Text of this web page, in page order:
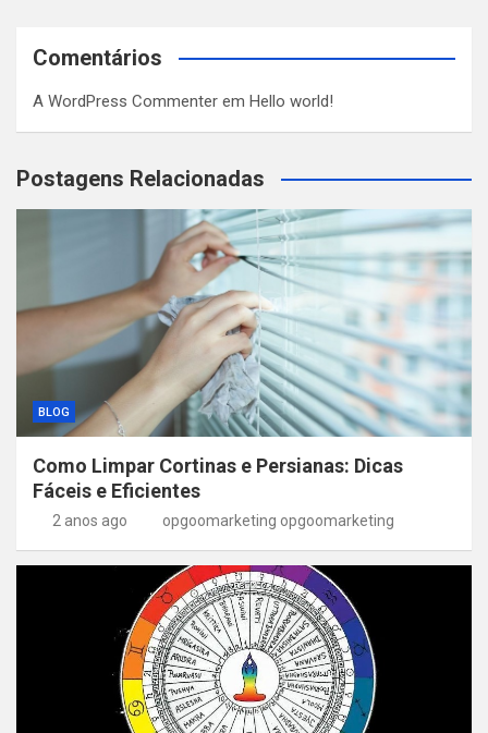
Comentários
A WordPress Commenter em Hello world!
Postagens Relacionadas
BLOG
Como Limpar Cortinas e Persianas: Dicas
Fáceis e Eficientes
2 anos ago opgoomarketing opgoomarketing